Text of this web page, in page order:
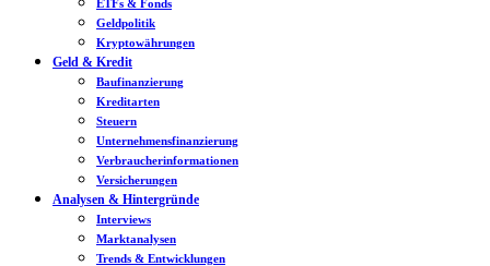
ETFs & Fonds
Geldpolitik
Kryptowährungen
Geld & Kredit
Baufinanzierung
Kreditarten
Steuern
Unternehmensfinanzierung
Verbraucherinformationen
Versicherungen
Analysen & Hintergründe
Interviews
Marktanalysen
Trends & Entwicklungen